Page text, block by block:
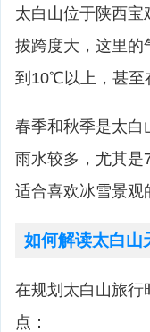
太白山位于陕西
拔跨度大，这里的
到10℃以上，甚至
春季和秋季是太白
雨水较多，尤其
适合喜欢冰雪景观
如何解读太白山
在规划太白山旅行
点：